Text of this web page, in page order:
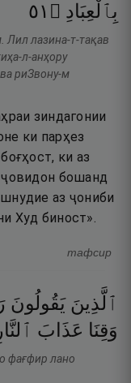
بِٱلْعِبَادِ ۝ ١٥
Лил лазина-т-тақав
л-анҳору
риЗвону-м
зиндагонии
ки парҳез
ки аз
ҷовидон бошанд
аз ҷониби
Худ биност».
тафсир
ٱلَّذِينَ يَقُولُونَ
وَقِنَا عَذَابَ ٱلنَّارِ
фағфир лано